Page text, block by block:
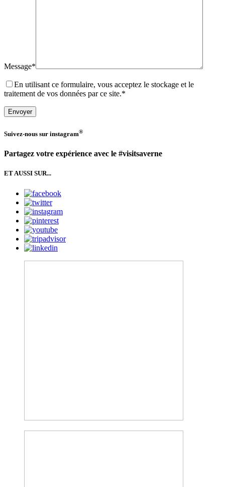
Message*
En utilisant ce formulaire, vous acceptez le stockage et le
traitement de vos données par ce site.*
Suivez-nous sur instagram®
Partagez votre expérience avec le #visitsaverne
ET AUSSI SUR...